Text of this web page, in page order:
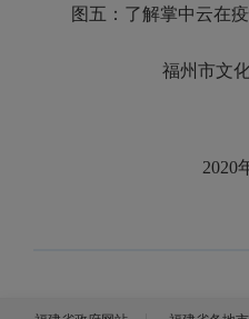
图五：了解掌中云在
福州市文
2020